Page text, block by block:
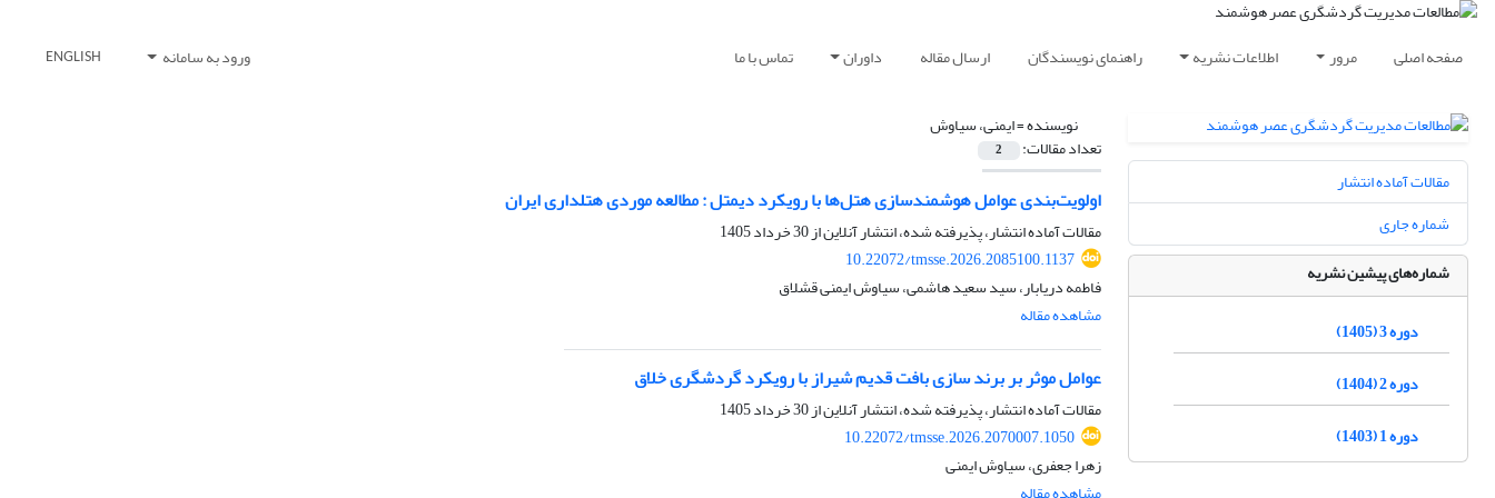
صفحه اصلی مرور اطلاعات نشریه راهنمای نویسندگان ارسال مقاله داوران تماس با ما ورود به سامانه ENGLISH
نویسنده =ایمنی، سیاوش
تعداد مقالات: 2
اولویت‌بندی عوامل هوشمندسازی هتل‌ها با رویکرد دیمتل : مطالعه موردی هتلداری ایران
مقالات آماده انتشار، پذیرفته شده، انتشار آنلاین از30 خرداد 1405
10.22072/tmsse.2026.2085100.1137
فاطمه دریابار، سید سعید هاشمی، سیاوش ایمنی قشلاق
مشاهده مقاله
عوامل موثر بر برند سازی بافت قدیم شیراز با رویکرد گردشگری خلاق
مقالات آماده انتشار، پذیرفته شده، انتشار آنلاین از30 خرداد 1405
10.22072/tmsse.2026.2070007.1050
زهرا جعفری، سیاوش ایمنی
مقالات آماده انتشار
شماره جاری
شماره‌های پیشین نشریه
دوره 3 (1405)
دوره 2 (1404)
دوره 1 (1403)